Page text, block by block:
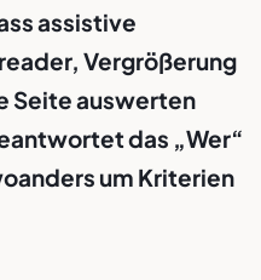
assistive
Vergrößerung
Seite auswerten
das „Wer“
um Kriterien